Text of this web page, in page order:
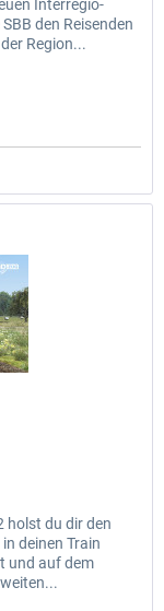
Interregio-
den Reisenden
Region...
holst du dir den
deinen Train
und auf dem